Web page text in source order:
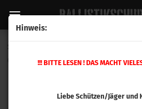
Hinweis:
!!! BITTE LESEN ! DAS MACHT
Liebe Schützen/Jäger und
Speer .270 Varmint 100gr 100 Stück
1447)